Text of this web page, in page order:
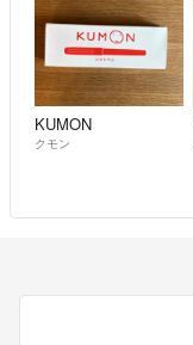
KUMON
クモン